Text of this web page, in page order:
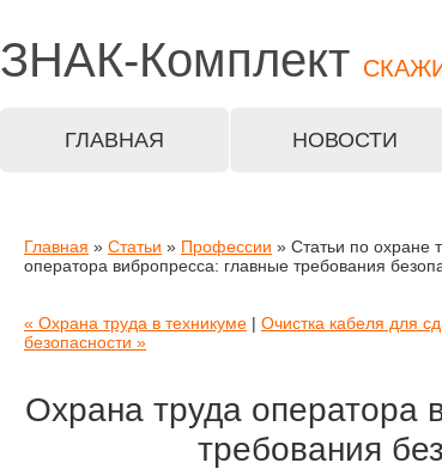
ЗНАК-Комплект
ГЛАВНАЯ НОВОСТИ
Главная » Статьи » Профессии » Статьи по охране
оператора вибропресса: главные требования
« Охрана труда в техникуме | Очистка кабеля для
безопасности »
Охрана труда оператора
требования